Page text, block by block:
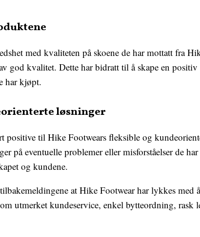
med kvaliteten på skoene de har mottatt fra
god kvalitet. Dette har bidratt til å skape en
har kjøpt.
løsninger
til Hike Footwears fleksible og
på eventuelle problemer eller misforståelser de
og kundene.
at Hike Footwear har lykkes med
utmerket kundeservice, enkel bytteordning,